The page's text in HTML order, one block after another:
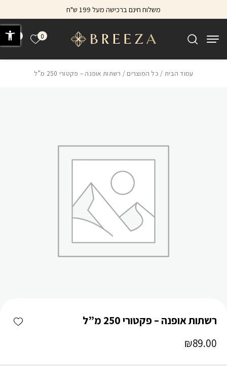
משלוח חינם ברכישה מעל 199 ש"ח
0 הרשימה
עמוד הבית / כל המוצרים / רשתות אופנה – פקטורי 250 מ”ל
רשתות אופנה – פקטורי 250 מ”ל
₪89.00